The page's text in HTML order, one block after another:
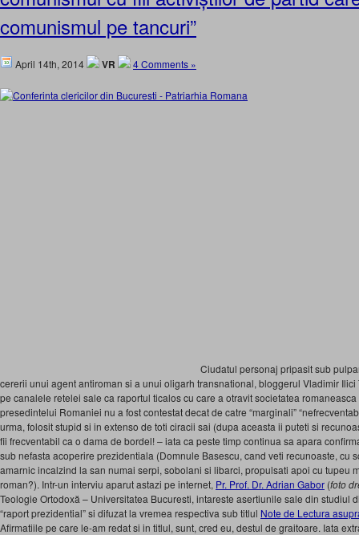
comunismul pe tancuri”
April 14th, 2014 VR 4 Comments »
Ciudatul personaj pripasit sub
cererii unui agent antiroman si a unui oligarh transnational, bloggerul Vladimir
pe canalele retelei sale ca raportul ticalos cu care a otravit societatea
presedintelui Romaniei nu a fost contestat decat de catre “marginali”
urma, folosit stupid si in extenso de toti ciracii sai (dupa aceasta ii puteti si
fii frecventabil ca o dama de bordel! – iata ca peste timp continua sa apara
sub nefasta acoperire prezidentiala (Domnule Basescu, cand veti recunoaste, cu
amarnic incalzind la san numai serpi, sobolani si libarci, propulsati apoi cu tupeu
roman?). Intr-un interviu aparut astazi pe internet, Pr. Prof. Dr. Adrian Gabor (foto
Teologie Ortodoxă – Universitatea Bucuresti, intareste asertiunile sale din studiul
“raport prezidential” si difuzat la vremea respectiva sub titlul Note de Lectura
Afirmatiile pe care le-am redat si in titlul, sunt, cred eu, destul de graitoare. Iata